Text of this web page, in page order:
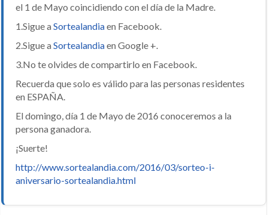
el 1 de Mayo coincidiendo con el día de la Madre.
1.Sigue a Sortealandiaen Facebook.
2.Sigue a Sortealandiaen Google +.
3.No te olvides de compartirlo en Facebook.
Recuerda que solo es válido para las personas residentes
en ESPAÑA.
El domingo, día 1 de Mayo de 2016 conoceremos a la
persona ganadora.
¡Suerte!
http://www.sortealandia.com/2016/03/sorteo-i-
aniversario-sortealandia.html